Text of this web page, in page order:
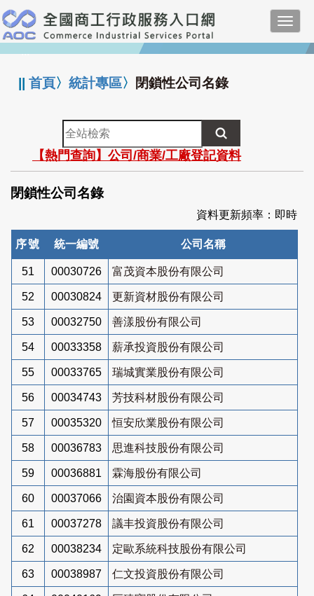
跳
到
主
要
:::
||首頁〉統計專區〉 閉鎖性公司名錄
全
站
檢
索
【熱門查詢】公司/商業/工廠登記資料
閉鎖性公司名錄
資料更新頻率：即時
序號 統一編號 公司名稱
51 00030726 富茂資本股份有限公司
52 00030824 更新資材股份有限公司
53 00032750 善漾股份有限公司
54 00033358 薪承投資股份有限公司
55 00033765 瑞城實業股份有限公司
56 00034743 芳技科材股份有限公司
57 00035320 恒安欣業股份有限公司
58 00036783 思進科技股份有限公司
59 00036881 霖海股份有限公司
60 00037066 治園資本股份有限公司
61 00037278 議丰投資股份有限公司
62 00038234 定歐系統科技股份有限公司
63 00038987 仁文投資股份有限公司